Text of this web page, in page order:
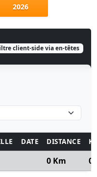
2026
client-side via en-têtes
DATE DISTANCE
0 Km 0